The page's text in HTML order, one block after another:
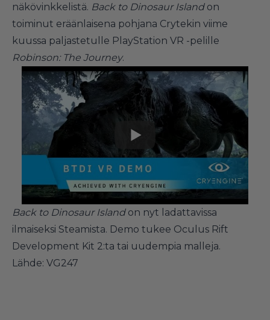
näkövinkkelistä. Back to Dinosaur Islandon
toiminut eräänlaisena pohjana Crytekin viime
kuussa paljastetulle PlayStation VR -pelille
Robinson: The Journey.
Back to Dinosaur Islandon nyt ladattavissa
ilmaiseksi Steamista. Demo tukee Oculus Rift
Development Kit 2:ta tai uudempia malleja.
Lähde: VG247